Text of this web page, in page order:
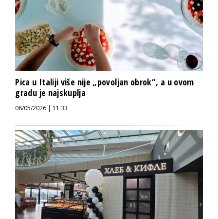
Pica u Italiji više nije „povoljan obrok“, a u ovom
gradu je najskuplja
08/05/2026 | 11:33